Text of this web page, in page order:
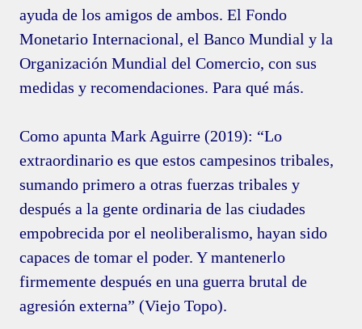
ayuda de los amigos de ambos. El Fondo
Monetario Internacional, el Banco Mundial y la
Organización Mundial del Comercio, con sus
medidas y recomendaciones. Para qué más.
Como apunta Mark Aguirre (2019): “Lo
extraordinario es que estos campesinos tribales,
sumando primero a otras fuerzas tribales y
después a la gente ordinaria de las ciudades
empobrecida por el neoliberalismo, hayan sido
capaces de tomar el poder. Y mantenerlo
firmemente después en una guerra brutal de
agresión externa” (Viejo Topo).